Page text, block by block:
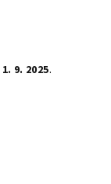
1. 9. 2025.